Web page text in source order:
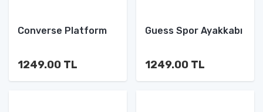
Converse Platform
1249.00 TL
Guess Spor Ayakkabı
1249.00 TL